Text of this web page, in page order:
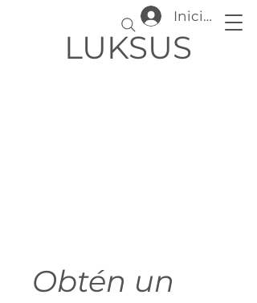
LUKSUS
Iniciar sesión
Obtén un